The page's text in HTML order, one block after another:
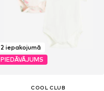
2 iepakojumā
PIEDĀVĀJUMS
COOL CLUB